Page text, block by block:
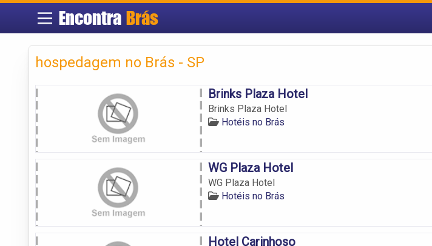
EncontraBrás
hospedagem no Brás - SP
Brinks Plaza Hotel
Brinks Plaza Hotel
Hotéis no Brás
WG Plaza Hotel
WG Plaza Hotel
Hotéis no Brás
Hotel Carinhoso